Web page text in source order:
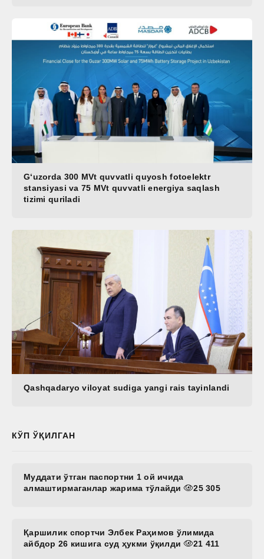
G‘uzorda 300 MVt quvvatli quyosh fotoelektr
stansiyasi va 75 MVt quvvatli energiya saqlash
tizimi quriladi
Qashqadaryo viloyat sudiga yangi rais tayinlandi
КЎП ЎҚИЛГАН
Муддати ўтган паспортни 1 ой ичида
алмаштирмаганлар жарима тўлайди
25 305
Қаршилик спортчи Элбек Раҳимов ўлимида
айбдор 26 кишига суд ҳукми ўқилди
21 411